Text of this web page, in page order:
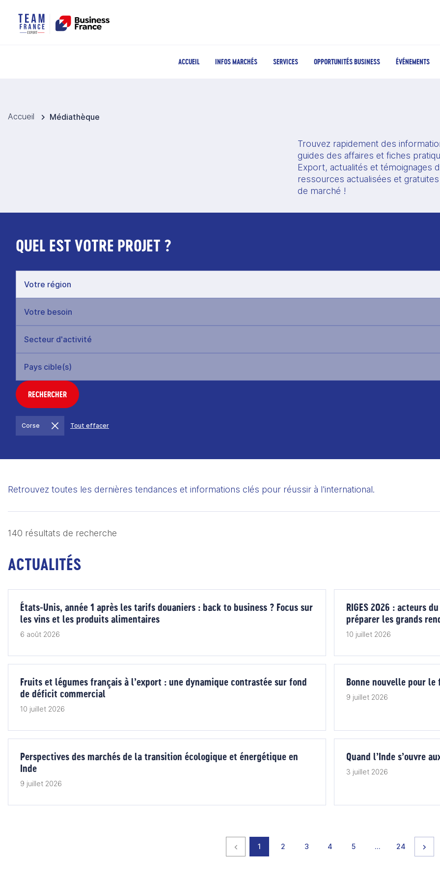
ACCUEIL INFOS MARCHÉS SERVICES OPPORTUNITÉS BUSINESS ÉVÉNEMENTS
Accueil Médiathèque
Trouvez rapidement des
guides des affaires et fiches
Export, actualités et témoignages
ressources actualisées et
de marché !
QUEL EST VOTRE PROJET ?
RECHERCHER
Corse Tout effacer
Décryptages
Livres
Actualités Témoignages Infographies Autoformations
Retrouvez toutes les dernières tendances et informations clés pour réussir à l'international.
140 résultats de recherche
ACTUALITÉS
États-Unis, année 1 après les tarifs douaniers : back to business ? Focus sur
les vins et les produits alimentaires
6 août 2026
RIGES 2026 : acteurs
préparer les grands
10 juillet 2026
Fruits et légumes français à l’export : une dynamique contrastée sur fond
de déficit commercial
10 juillet 2026
Bonne nouvelle pour le
9 juillet 2026
Perspectives des marchés de la transition écologique et énergétique en
Inde
9 juillet 2026
Quand l’Inde s’ouvre
3 juillet 2026
Page précédente
page
1 page
2 page
3 page
4 page
5 … page
24